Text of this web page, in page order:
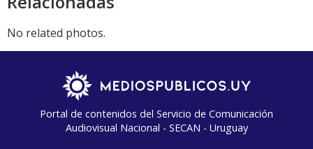
No related photos.
Portal de contenidos del Servicio de Comunicación
Audiovisual Nacional - SECAN - Uruguay